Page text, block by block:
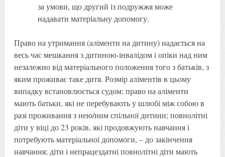
за умови, що другий із подружжя може
надавати матеріальну допомогу.
Право на утримання (аліменти на дитину) надається на
весь час мешкання з дитиною-інвалідом і опіки над ним
незалежно від матеріального положення того з батьків, з
яким проживає таке дитя. Розмір аліментів в цьому
випадку встановлюється судом; право на аліменти
мають батьки, які не перебувають у шлюбі між собою в
разі проживання з нею/ним спільної дитини; повнолітні
діти у віці до 23 років, які продовжують навчання і
потребують матеріальної допомоги, – до закінчення
навчання; діти і непрацездатні повнолітні діти мають